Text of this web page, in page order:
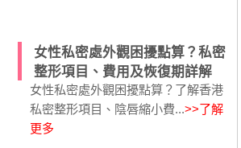
女性私密處外觀困擾點算？私密
整形項目、費用及恢復期詳解
女性私密處外觀困擾點算？了解香港
私密整形項目、陰唇縮小費...>>了解
更多